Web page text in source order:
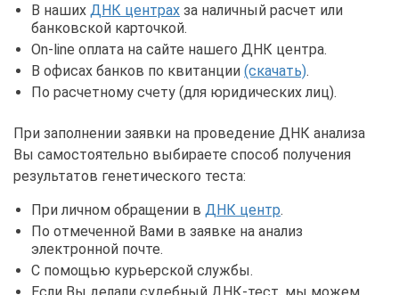
В наших ДНК центрах за наличный расчет или
банковской карточкой.
On-line оплата на сайте нашего ДНК центра.
В офисах банков по квитанции (скачать).
По расчетному счету (для юридических лиц).
При заполнении заявки на проведение ДНК анализа
Вы самостоятельно выбираете способ получения
результатов генетического теста:
При личном обращении в ДНК центр.
По отмеченной Вами в заявке на анализ
электронной почте.
С помощью курьерской службы.